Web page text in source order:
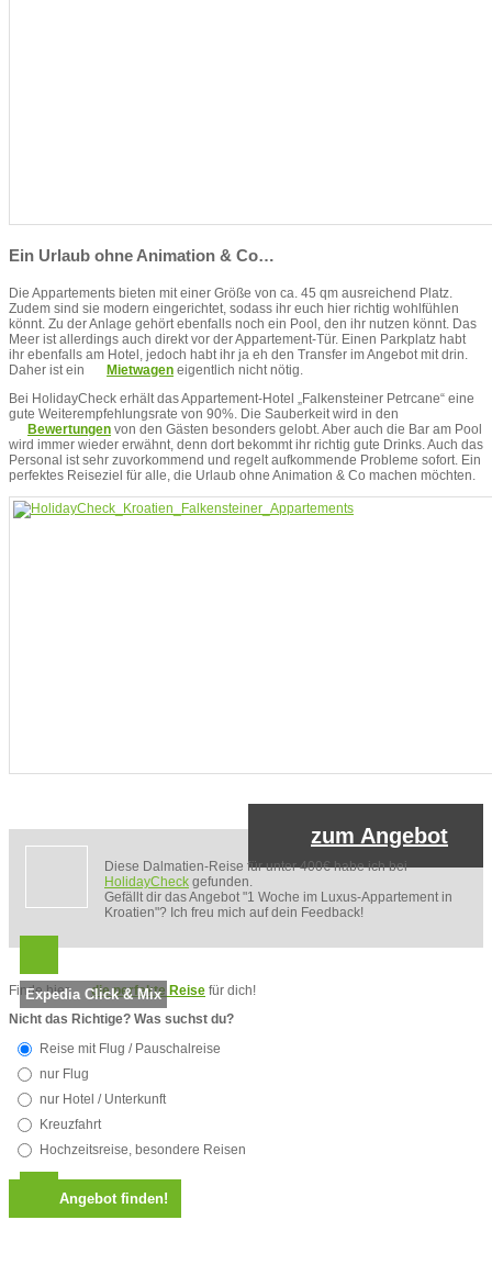
Ein Urlaub ohne Animation & Co…
Die Appartements bieten mit einer Größe von ca. 45 qm ausreichend Platz.
Zudem sind sie modern eingerichtet, sodass ihr euch hier richtig wohlfühlen
könnt. Zu der Anlage gehört ebenfalls noch ein Pool, den ihr nutzen könnt. Das
Meer ist allerdings auch direkt vor der Appartement-Tür. Einen Parkplatz habt
ihr ebenfalls am Hotel, jedoch habt ihr ja eh den Transfer im Angebot mit drin.
Daher ist ein
Mietwagen eigentlich nicht nötig.
Bei HolidayCheck erhält das Appartement-Hotel „Falkensteiner Petrcane“ eine
gute Weiterempfehlungsrate von 90%. Die Sauberkeit wird in den
Bewertungen von den Gästen besonders gelobt. Aber auch die Bar am Pool
wird immer wieder erwähnt, denn dort bekommt ihr richtig gute Drinks. Auch das
Personal ist sehr zuvorkommend und regelt aufkommende Probleme sofort. Ein
perfektes Reiseziel für alle, die Urlaub ohne Animation & Co machen möchten.
zum Angebot
Diese Dalmatien-Reise für unter 400€ habe ich bei
HolidayCheck gefunden.
Gefällt dir das Angebot "1 Woche im Luxus-Appartement in
Kroatien"? Ich freu mich auf dein Feedback!
Finde hier die perfekte Reise für dich!
Nicht das Richtige? Was suchst du?
Reise mit Flug / Pauschalreise
nur Flug
nur Hotel / Unterkunft
Kreuzfahrt
Hochzeitsreise, besondere Reisen
Expedia Click & Mix